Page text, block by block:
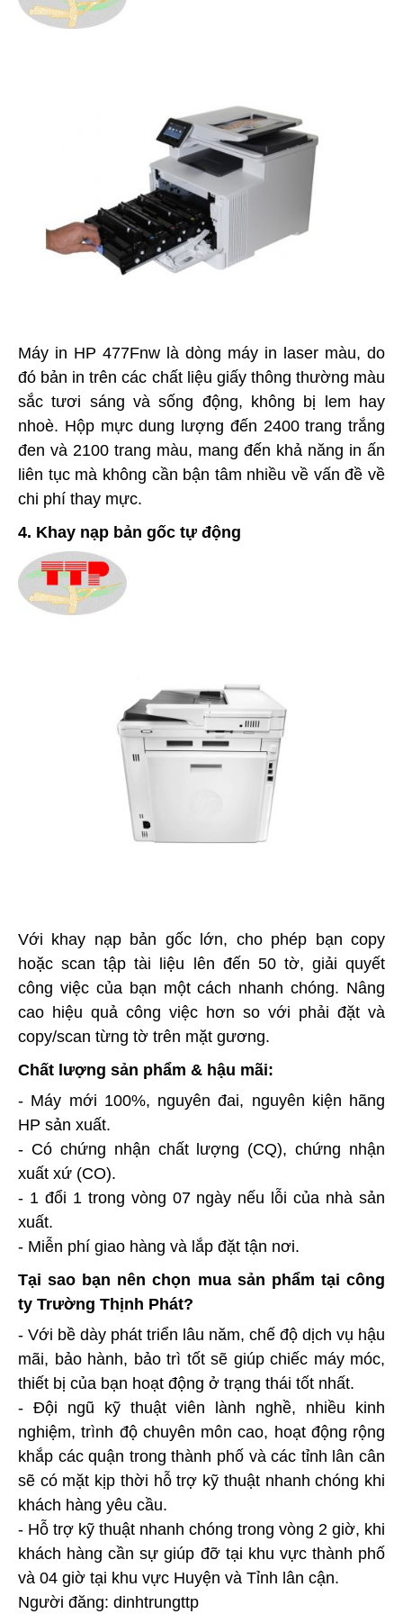
Máy in HP 477Fnw là dòng máy in laser màu, do
đó bản in trên các chất liệu giấy thông thường màu
sắc tươi sáng và sống động, không bị lem hay
nhoè. Hộp mực dung lượng đến 2400 trang trắng
đen và 2100 trang màu, mang đến khả năng in ấn
liên tục mà không cần bận tâm nhiều về vấn đề về
chi phí thay mực.
4. Khay nạp bản gốc tự động
Với khay nạp bản gốc lớn, cho phép bạn copy
hoặc scan tập tài liệu lên đến 50 tờ, giải quyết
công việc của bạn một cách nhanh chóng. Nâng
cao hiệu quả công việc hơn so với phải đặt và
copy/scan từng tờ trên mặt gương.
Chất lượng sản phẩm & hậu mãi:
- Máy mới 100%, nguyên đai, nguyên kiện hãng
HP sản xuất.
- Có chứng nhận chất lượng (CQ), chứng nhận
xuất xứ (CO).
- 1 đổi 1 trong vòng 07 ngày nếu lỗi của nhà sản
xuất.
- Miễn phí giao hàng và lắp đặt tận nơi.
Tại sao bạn nên chọn mua sản phẩm tại công
ty Trường Thịnh Phát?
- Với bề dày phát triển lâu năm, chế độ dịch vụ hậu
mãi, bảo hành, bảo trì tốt sẽ giúp chiếc máy móc,
thiết bị của bạn hoạt động ở trạng thái tốt nhất.
- Đội ngũ kỹ thuật viên lành nghề, nhiều kinh
nghiệm, trình độ chuyên môn cao, hoạt động rộng
khắp các quận trong thành phố và các tỉnh lân cân
sẽ có mặt kịp thời hỗ trợ kỹ thuật nhanh chóng khi
khách hàng yêu cầu.
- Hỗ trợ kỹ thuật nhanh chóng trong vòng 2 giờ, khi
khách hàng cần sự giúp đỡ tại khu vực thành phố
và 04 giờ tại khu vực Huyện và Tỉnh lân cận.
Người đăng: dinhtrungttp